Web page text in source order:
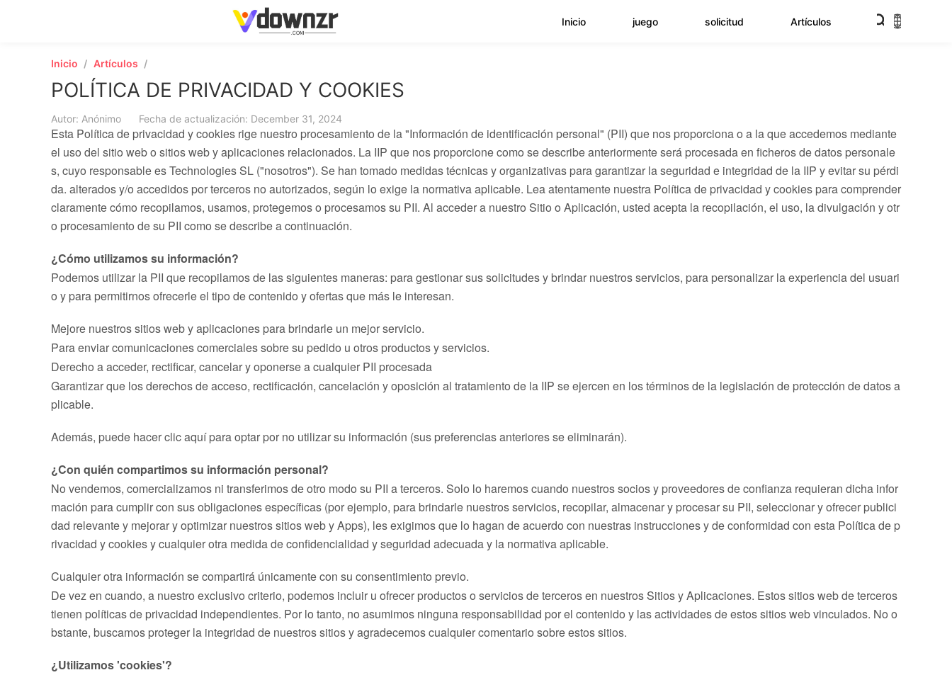
Inicio juego solicitud Artículos
Inicio Artículos
POLÍTICA DE PRIVACIDAD Y COOKIES
Autor: Anónimo Fecha de actualización: December 31, 2024
Esta Política de privacidad y cookies rige nuestro procesamiento de la "Información de identificación personal" (PII) que nos proporciona o a la que accedemos mediante
el uso del sitio web o sitios web y aplicaciones relacionados. La IIP que nos proporcione como se describe anteriormente será procesada en ficheros de datos personale
s, cuyo responsable es Technologies SL ("nosotros"). Se han tomado medidas técnicas y organizativas para garantizar la seguridad e integridad de la IIP y evitar su pérdi
da. alterados y/o accedidos por terceros no autorizados, según lo exige la normativa aplicable. Lea atentamente nuestra Política de privacidad y cookies para comprender
claramente cómo recopilamos, usamos, protegemos o procesamos su PII. Al acceder a nuestro Sitio o Aplicación, usted acepta la recopilación, el uso, la divulgación y otr
o procesamiento de su PII como se describe a continuación.
¿Cómo utilizamos su información?
Podemos utilizar la PII que recopilamos de las siguientes maneras: para gestionar sus solicitudes y brindar nuestros servicios, para personalizar la experiencia del usuari
o y para permitirnos ofrecerle el tipo de contenido y ofertas que más le interesan.
Mejore nuestros sitios web y aplicaciones para brindarle un mejor servicio.
Para enviar comunicaciones comerciales sobre su pedido u otros productos y servicios.
Derecho a acceder, rectificar, cancelar y oponerse a cualquier PII procesada
Garantizar que los derechos de acceso, rectificación, cancelación y oposición al tratamiento de la IIP se ejercen en los términos de la legislación de protección de datos a
plicable.
Además, puede hacer clic aquí para optar por no utilizar su información (sus preferencias anteriores se eliminarán).
¿Con quién compartimos su información personal?
No vendemos, comercializamos ni transferimos de otro modo su PII a terceros. Solo lo haremos cuando nuestros socios y proveedores de confianza requieran dicha infor
mación para cumplir con sus obligaciones específicas (por ejemplo, para brindarle nuestros servicios, recopilar, almacenar y procesar su PII, seleccionar y ofrecer publici
dad relevante y mejorar y optimizar nuestros sitios web y Apps), les exigimos que lo hagan de acuerdo con nuestras instrucciones y de conformidad con esta Política de p
rivacidad y cookies y cualquier otra medida de confidencialidad y seguridad adecuada y la normativa aplicable.
Cualquier otra información se compartirá únicamente con su consentimiento previo.
De vez en cuando, a nuestro exclusivo criterio, podemos incluir u ofrecer productos o servicios de terceros en nuestros Sitios y Aplicaciones. Estos sitios web de terceros
tienen políticas de privacidad independientes. Por lo tanto, no asumimos ninguna responsabilidad por el contenido y las actividades de estos sitios web vinculados. No o
bstante, buscamos proteger la integridad de nuestros sitios y agradecemos cualquier comentario sobre estos sitios.
¿Utilizamos 'cookies'?